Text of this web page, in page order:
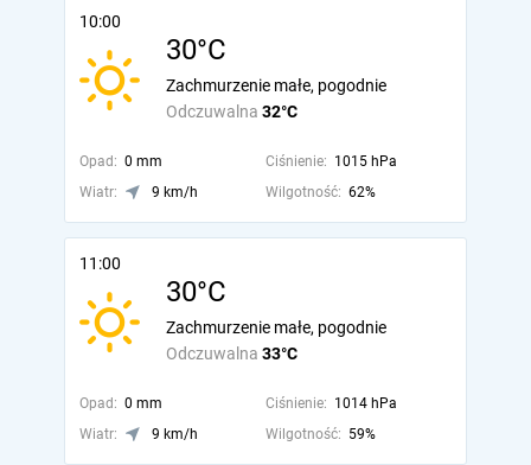
10:00
30°C
Odczuwalna 32°C
Zachmurzenie małe, pogodnie
Opad: 0 mm Ciśnienie: 1015 hPa
Wiatr:
9 km/h Wilgotność: 62%
11:00
30°C
Odczuwalna 33°C
Zachmurzenie małe, pogodnie
Opad: 0 mm Ciśnienie: 1014 hPa
Wiatr:
9 km/h Wilgotność: 59%